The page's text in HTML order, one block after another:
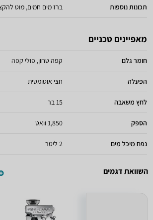
תכונות נוספות ברז מים חמים, מוט
מאפיינים טכניים
חומר גלם קפה טחון, פולי קפה
הפעלה חצי אוטומטית
לחץ משאבה 15 בר
הספק 1,850 וואט
נפח מיכל מים 2 ליטר
השוואת דגמים